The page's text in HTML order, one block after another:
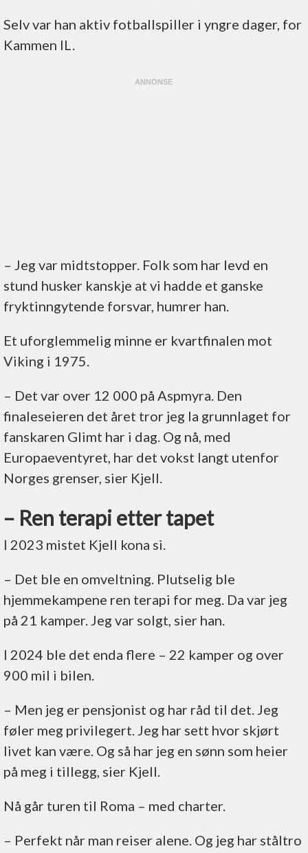
Selv var han aktiv fotballspiller i yngre dager, for
Kammen IL.
– Jeg var midtstopper. Folk som har levd en
stund husker kanskje at vi hadde et ganske
fryktinngytende forsvar, humrer han.
Et uforglemmelig minne er kvartfinalen mot
Viking i 1975.
– Det var over 12 000 på Aspmyra. Den
finaleseieren det året tror jeg la grunnlaget for
fanskaren Glimt har i dag. Og nå, med
Europaeventyret, har det vokst langt utenfor
Norges grenser, sier Kjell.
– Ren terapi etter tapet
I 2023 mistet Kjell kona si.
– Det ble en omveltning. Plutselig ble
hjemmekampene ren terapi for meg. Da var jeg
på 21 kamper. Jeg var solgt, sier han.
I 2024 ble det enda flere – 22 kamper og over
900 mil i bilen.
– Men jeg er pensjonist og har råd til det. Jeg
føler meg privilegert. Jeg har sett hvor skjørt
livet kan være. Og så har jeg en sønn som heier
på meg i tillegg, sier Kjell.
Nå går turen til Roma – med charter.
– Perfekt når man reiser alene. Og jeg har ståltro